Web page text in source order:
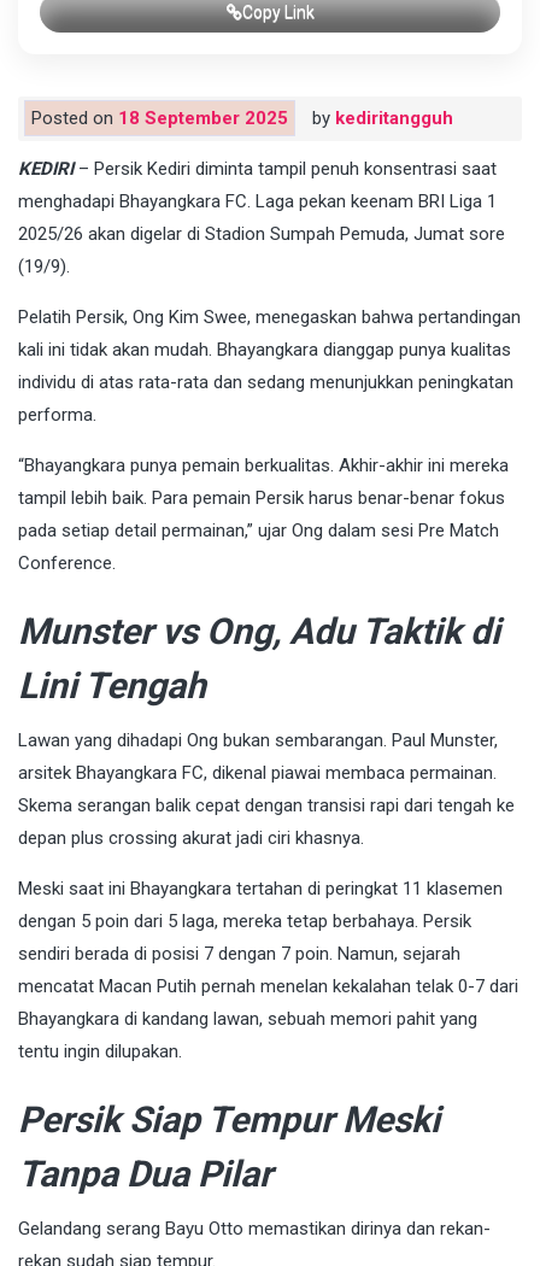
Copy Link
Posted on 18 September 2025 by kediritangguh
KEDIRI– Persik Kediri diminta tampil penuh konsentrasi saat
menghadapi Bhayangkara FC. Laga pekan keenam BRI Liga 1
2025/26 akan digelar di Stadion Sumpah Pemuda, Jumat sore
(19/9).
Pelatih Persik, Ong Kim Swee, menegaskan bahwa pertandingan
kali ini tidak akan mudah. Bhayangkara dianggap punya kualitas
individu di atas rata-rata dan sedang menunjukkan peningkatan
performa.
“Bhayangkara punya pemain berkualitas. Akhir-akhir ini mereka
tampil lebih baik. Para pemain Persik harus benar-benar fokus
pada setiap detail permainan,” ujar Ong dalam sesi Pre Match
Conference.
Munster vs Ong, Adu Taktik di
Lini Tengah
Lawan yang dihadapi Ong bukan sembarangan. Paul Munster,
arsitek Bhayangkara FC, dikenal piawai membaca permainan.
Skema serangan balik cepat dengan transisi rapi dari tengah ke
depan plus crossing akurat jadi ciri khasnya.
Meski saat ini Bhayangkara tertahan di peringkat 11 klasemen
dengan 5 poin dari 5 laga, mereka tetap berbahaya. Persik
sendiri berada di posisi 7 dengan 7 poin. Namun, sejarah
mencatat Macan Putih pernah menelan kekalahan telak 0-7 dari
Bhayangkara di kandang lawan, sebuah memori pahit yang
tentu ingin dilupakan.
Persik Siap Tempur Meski
Tanpa Dua Pilar
Gelandang serang Bayu Otto memastikan dirinya dan rekan-
rekan sudah siap tempur.